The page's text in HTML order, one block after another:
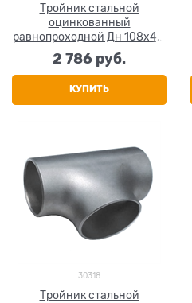
Тройник стальной
оцинкованный
равнопроходной Дн 108х4,0
(Ду 100) бесшовный ГОСТ
17376-2001
2 786 руб.
КУПИТЬ
30318
Тройник стальной